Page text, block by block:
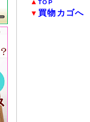
TOP
▼ 買物カゴへ